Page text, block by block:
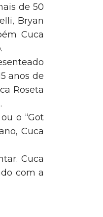
de 50
Bryan
Cuca
anos de
Roseta
o “Got
Cuca
Cuca
com a